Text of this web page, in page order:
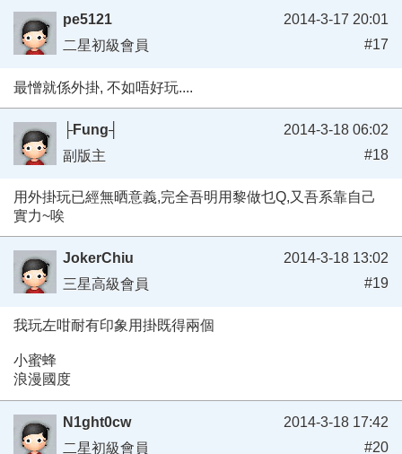
pe5121
二星初級會員
2014-3-17 20:01
#17
最憎就係外掛, 不如唔好玩....
├Fung┤
副版主
2014-3-18 06:02
#18
用外掛玩已經無晒意義,完全吾明用黎做乜Q,又吾系靠自己
實力~唉
JokerChiu
三星高級會員
2014-3-18 13:02
#19
我玩左咁耐有印象用掛既得兩個
小蜜蜂
浪漫國度
N1ght0cw
二星初級會員
2014-3-18 17:42
#20